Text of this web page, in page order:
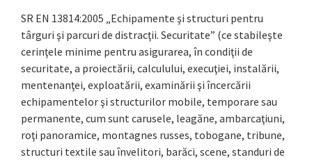
SR EN 13814:2005 „Echipamente şi structuri pentru
târguri şi parcuri de distracţii. Securitate” (ce stabileşte
cerinţele minime pentru asigurarea, în condiţii de
securitate, a proiectării, calculului, execuţiei, instalării,
mentenanţei, exploatării, examinării şi încercării
echipamentelor şi structurilor mobile, temporare sau
permanente, cum sunt carusele, leagăne, ambarcaţiuni,
roţi panoramice, montagnes russes, tobogane, tribune,
structuri textile sau învelitori, barăci, scene, standuri de